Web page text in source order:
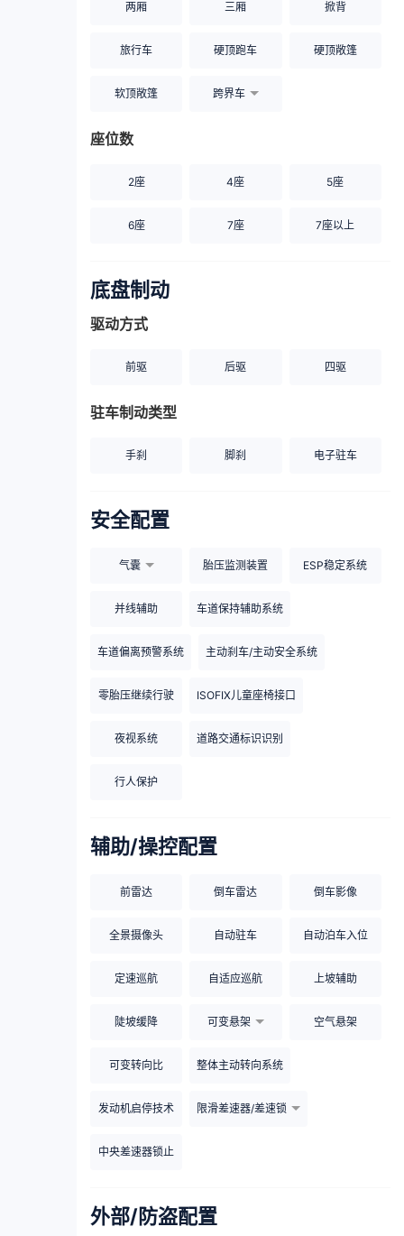
两厢 三厢 掀背
旅行车 硬顶跑车 硬顶敞篷
软顶敞篷 跨界车
座位数
2座 4座 5座
6座 7座 7座以上
底盘制动
驱动方式
前驱 后驱 四驱
驻车制动类型
手刹 脚刹 电子驻车
安全配置
气囊 胎压监测装置 ESP稳定系统
并线辅助 车道保持辅助系统
车道偏离预警系统 主动刹车/主动安全系统
零胎压继续行驶 ISOFIX儿童座椅接口
夜视系统 道路交通标识识别
行人保护
辅助/操控配置
前雷达 倒车雷达 倒车影像
全景摄像头 自动驻车 自动泊车入位
定速巡航 自适应巡航 上坡辅助
陡坡缓降 可变悬架 空气悬架
可变转向比 整体主动转向系统
发动机启停技术 限滑差速器/差速锁
中央差速器锁止
外部/防盗配置